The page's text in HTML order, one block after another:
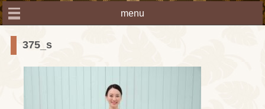
menu
375_s